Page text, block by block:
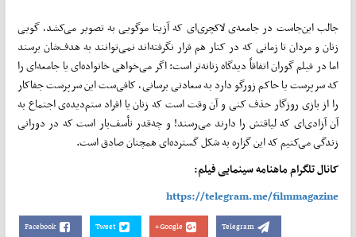
جالب‌ این‌جاست در جامعه‌ی لاکچری‌ای که آزیتا موگویی به تصویر می‌کشد، گویی
زنان و مردان تا زمانی که در کنار هم قرار نگرفته‌اند نمی‌توانند به هدف‌شان برسند
اما در فیلم گوران اتفاقاً دیدگاه زنانه‌تر است: اگر می‌خواهی خانواده‌ای یا جامعه‌ای را
که سرپرست یا حاکم زورگو دارد به سعادتی برسانی، کافی‌ست این سرپرست جفاکار
را از بازی روزگار حذف کنی و آن وقت است که زنان یا افراد ستم‌دیده‌ی اجتماع به
آن آزادی‌ای که لیاقتش را دارند می‌رسند! و چه‌قدر تأسف‌بار است که در دورانی
زندگی می‌کنیم که این گزاره به شکل گسترده‌ای همچنان صادق است.
کانال تلگرام ماهنامه سینمایی فیلم:
https://telegram.me/filmmagazine
Facebook Tweet Google+ Telegram